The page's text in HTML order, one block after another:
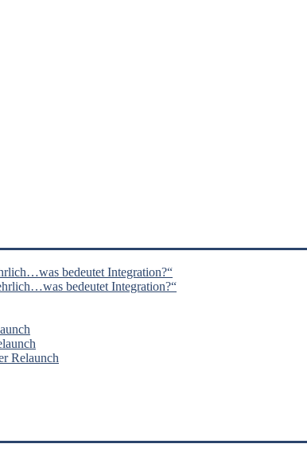
bedeutet Integration?“
bedeutet Integration?“
Relaunch